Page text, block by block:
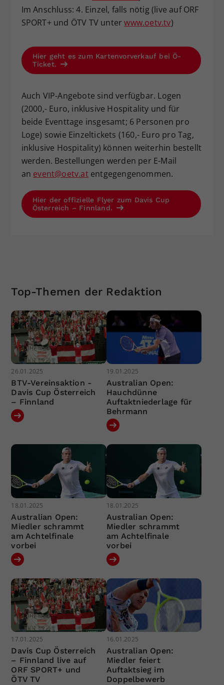
Im Anschluss: 4. Einzel, falls nötig (live auf ORF
SPORT+ und ÖTV TV unterwww.oetv.tv)
Hier geht es zum Kartenvorverkauf bei Ö-
Ticket.
Auch VIP-Angebote sind verfügbar. Logen
(2000,- Euro, inklusive Hospitality und für
beide Eventtage insgesamt; 6 Personen pro
Loge) sowie Einzeltickets (160,- Euro pro Tag,
inklusive Hospitality) können weiterhin bestellt
werden. Bestellungen werden per E-Mail
an event@oetv.atentgegengenommen.
Hier der offizielle Flyer zum Davis Cup
Österreich – Finnland.
Top-Themen der Redaktion
26.01.2025
BTV-Vereinsaktion -
Davis Cup Österreich
– Finnland
19.01.2025
Australian Open:
Hauchdünne
Auftaktniederlage für
Behrmann
18.01.2025
Australian Open:
Miedler schrammt
am Achtelfinale
vorbei
18.01.2025
Australian Open:
Miedler schrammt
am Achtelfinale
vorbei
17.01.2025
Davis Cup Österreich
– Finnland live auf
ORF SPORT+ und
ÖTV TV
16.01.2025
Australian Open:
Miedler feiert
Auftaktsieg im
Doppelbewerb